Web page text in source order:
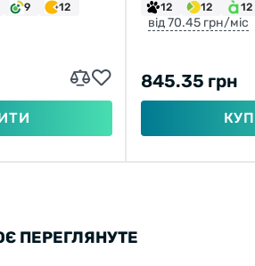
9 12 12 12 12
від 70.45 грн/міс
845.35 грн
ПЕРЕГЛЯНУТЕ